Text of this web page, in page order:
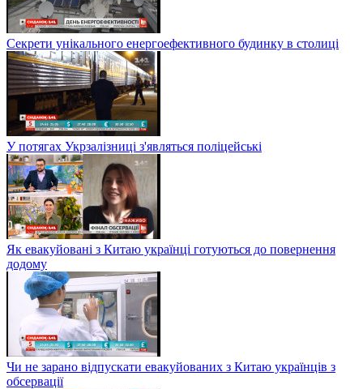
Секрети унікального енергоефективного будинку в столиці
У потягах Укрзалізниці з'являться поліцейські
Як евакуйовані з Китаю українці готуються до повернення
додому
Чи не зарано відпускати евакуйованих з Китаю українців з
обсервації